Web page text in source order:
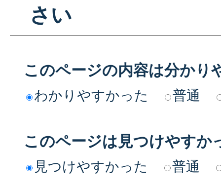
さい
このページの内容は分かり
わかりやすかった 普通
このページは見つけやすか
見つけやすかった 普通